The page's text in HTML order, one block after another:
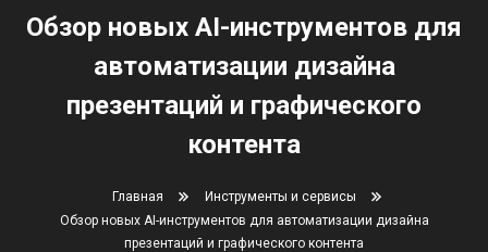
Обзор новых AI-инструментов для
автоматизации дизайна
презентаций и графического
контента
Главная
Инструменты и сервисы
Обзор новых AI-инструментов для автоматизации дизайна
презентаций и графического контента